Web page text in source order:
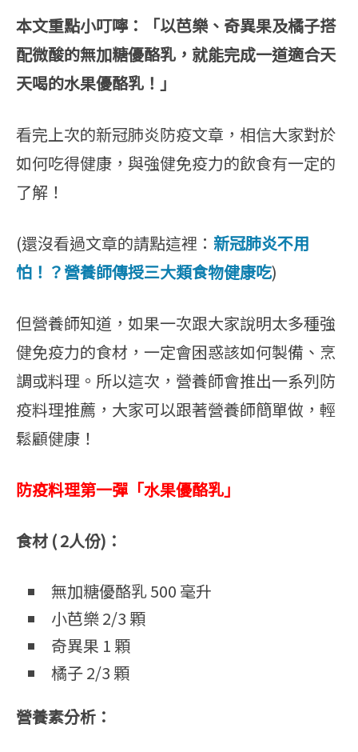
本文重點小叮嚀：
「以芭樂、奇異果及橘子搭
配微酸的無加糖優酪乳，就能完成一道適合天
天喝的水果優酪乳！」
看完上次的新冠肺炎防疫文章，相信大家對於
如何吃得健康，與強健免疫力的飲食有一定的
了解！
(還沒看過文章的請點這裡： 新冠肺炎不用
怕！？營養師傳授三大類食物健康吃)
但營養師知道，如果一次跟大家說明太多種強
健免疫力的食材，一定會困惑該如何製備、烹
調或料理。所以這次，營養師會推出一系列防
疫料理推薦，大家可以跟著營養師簡單做，輕
鬆顧健康！
防疫料理第一彈「水果優酪乳」
食材 ( 2人份)：
無加糖優酪乳 500 毫升
小芭樂 2/3 顆
奇異果 1 顆
橘子 2/3 顆
營養素分析：